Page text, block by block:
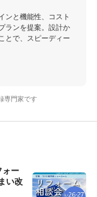
ンと機能性、コスト
ランを提案。設計か
とで、スピーディー
専門家です
ー
い改